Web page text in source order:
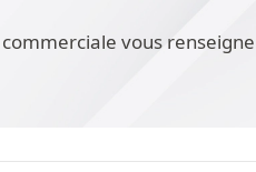
vous renseigne